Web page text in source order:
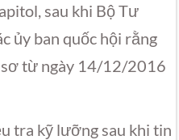
sau khi Bộ Tư
ủy ban quốc hội rằng
từ ngày 14/12/2016
tra kỹ lưỡng sau khi tin